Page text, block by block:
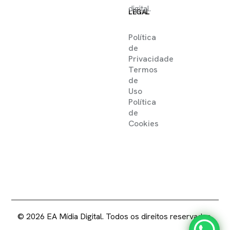
LEGAL
Política
de
Privacidade
Termos
de
Uso
Política
de
Cookies
digital.
© 2026 EA Mídia Digital. Todos os direitos reservados.